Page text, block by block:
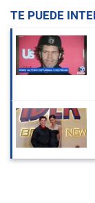
TE PUEDE